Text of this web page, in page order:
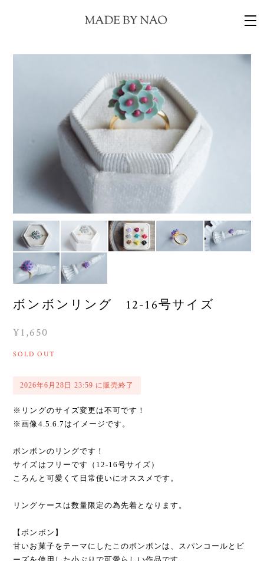
ボンボンリング 12-16号サイズ
¥1,650
SOLD OUT
2026年6月28日 23:59 に販売終了
※リングのサイズ変更は不可です！
※画像4.5.6.7はイメージです。
ボンボンのリングです！
サイズはフリーです（12-16号サイズ）
ころんと可愛くて日常使いにオススメです。
リングケースは数量限定の為先着となります。
【ボンボン】
甘いお菓子をテーマにしたこのボンボンは、スパンコールとビ